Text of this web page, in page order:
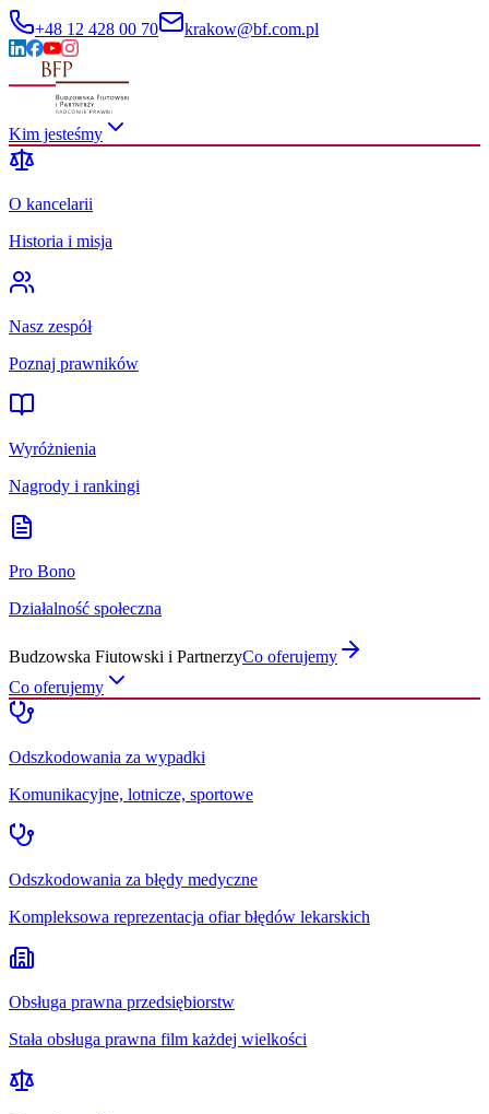
+48 12 428 00 70 krakow@bf.com.pl
Kim jesteśmy
O kancelarii
Historia i misja
Nasz zespół
Poznaj prawników
Wyróżnienia
Nagrody i rankingi
Pro Bono
Działalność społeczna
Budzowska Fiutowski i PartnerzyCo oferujemy
Co oferujemy
Odszkodowania za wypadki
Komunikacyjne, lotnicze, sportowe
Odszkodowania za błędy medyczne
Kompleksowa reprezentacja ofiar błędów lekarskich
Obsługa prawna przedsiębiorstw
Stała obsługa prawna film każdej wielkości